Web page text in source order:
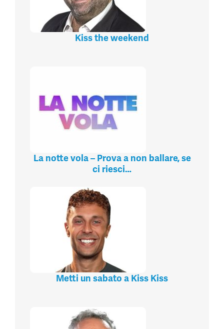
Kiss the weekend
La notte vola – Prova a non ballare, se
ci riesci…
Metti un sabato a Kiss Kiss